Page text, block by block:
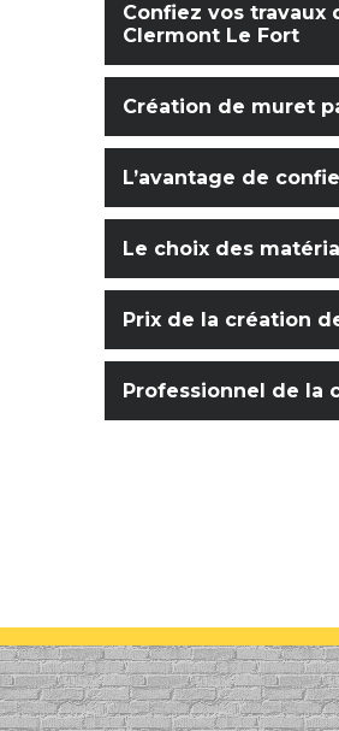
Confiez vos
Clermont Le Fort
Création de muret
L’avantage de
Le choix des
Prix de la création
Professionnel de la